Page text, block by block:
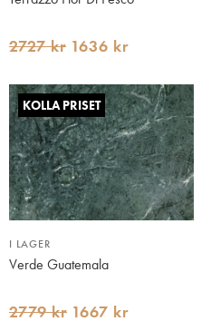
2727 kr 1636 kr
KOLLA PRISET
I LAGER
Verde Guatemala
2779 kr 1667 kr